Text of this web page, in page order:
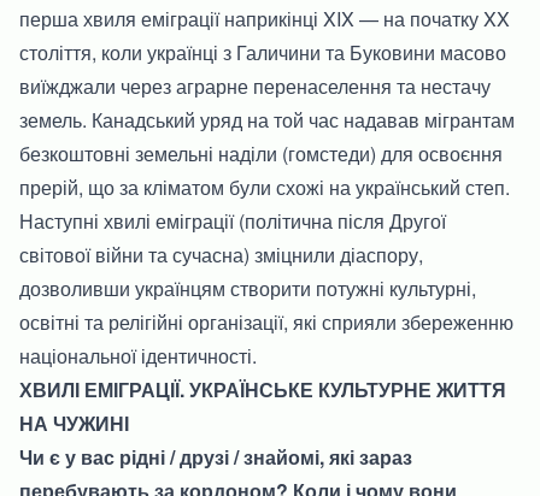
перша хвиля еміграції наприкінці XIX — на початку XX
століття, коли українці з Галичини та Буковини масово
виїжджали через аграрне перенаселення та нестачу
земель. Канадський уряд на той час надавав мігрантам
безкоштовні земельні наділи (гомстеди) для освоєння
прерій, що за кліматом були схожі на український степ.
Наступні хвилі еміграції (політична після Другої
світової війни та сучасна) зміцнили діаспору,
дозволивши українцям створити потужні культурні,
освітні та релігійні організації, які сприяли збереженню
національної ідентичності.
ХВИЛІ ЕМІГРАЦІЇ. УКРАЇНСЬКЕ КУЛЬТУРНЕ ЖИТТЯ
НА ЧУЖИНІ
Чи є у вас рідні / друзі / знайомі, які зараз
перебувають за кордоном? Коли і чому вони